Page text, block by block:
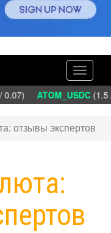
Toggle
ATOM_USDC(1.5 /
отзывы экспертов